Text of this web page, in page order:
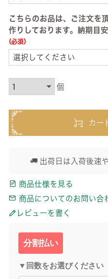
こちらのお品は、ご注文を
作りしております。納期目
(必須)
カー
出荷日は入荷後速
商品仕様を見る
商品についてのお問い合
レビューを書く
分割払い
▼回数をお選びください